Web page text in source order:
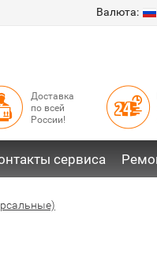
Валюта:
Доставка
по всей
России!
сервиса